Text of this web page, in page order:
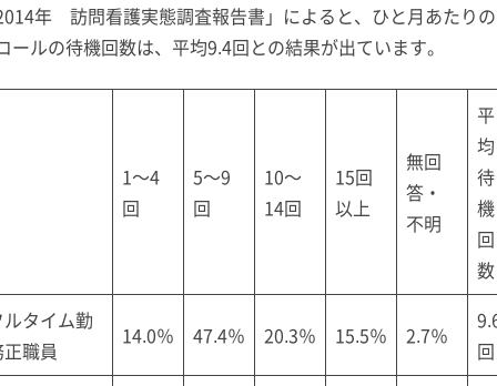
年 訪問看護実態調査報告書」によると、ひと月あたり
ールの待機回数は、平均9.4回との結果が出ています。
1～4
回
5～9
回
10～
14回
15回
以上
無回
答・
不明
平
均
待
機
回
数
タイム勤
職員
14.0％ 47.4％ 20.3％ 15.5％ 2.7％
回